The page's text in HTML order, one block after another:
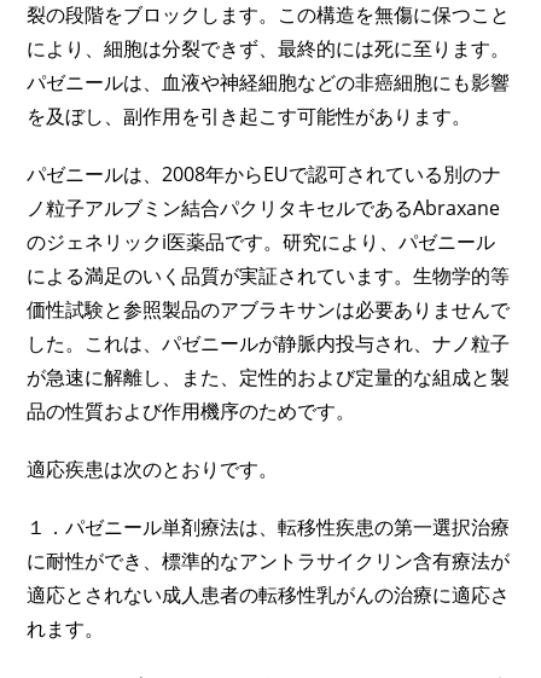
裂の段階をブロックします。この構造を無傷に保つこと
により、細胞は分裂できず、最終的には死に至ります。
パゼニールは、血液や神経細胞などの非癌細胞にも影響
を及ぼし、副作用を引き起こす可能性があります。
パゼニールは、2008年からEUで認可されている別のナ
ノ粒子アルブミン結合パクリタキセルであるAbraxane
のジェネリックi医薬品です。研究により、パゼニール
による満足のいく品質が実証されています。生物学的等
価性試験と参照製品のアブラキサンは必要ありませんで
した。これは、パゼニールが静脈内投与され、ナノ粒子
が急速に解離し、また、定性的および定量的な組成と製
品の性質および作用機序のためです。
適応疾患は次のとおりです。
１．パゼニール単剤療法は、転移性疾患の第一選択治療
に耐性ができ、標準的なアントラサイクリン含有療法が
適応とされない成人患者の転移性乳がんの治療に適応さ
れます。